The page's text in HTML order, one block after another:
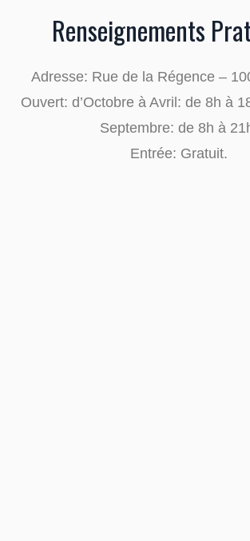
Renseignements
Adresse: Rue de la Régence –
Ouvert: d’Octobre à Avril: de 8h à
Septembre: de 8h à
Entrée: Gratuit.